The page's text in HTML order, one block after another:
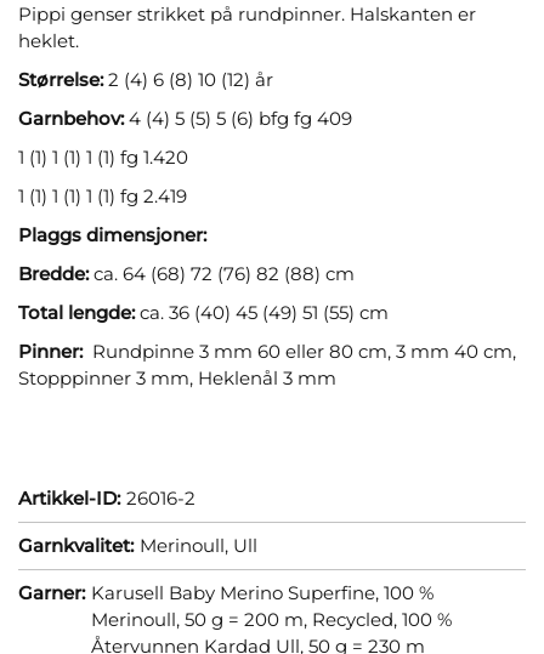
Pippi genser strikket på rundpinner. Halskanten er
heklet.
Størrelse:2 (4) 6 (8) 10 (12) år
Garnbehov:4 (4) 5 (5) 5 (6) bfg fg 409
1 (1) 1 (1) 1 (1) fg 1.420
1 (1) 1 (1) 1 (1) fg 2.419
Plaggs dimensjoner:
Bredde:ca. 64 (68) 72 (76) 82 (88) cm
Total lengde:ca. 36 (40) 45 (49) 51 (55) cm
Pinner:Rundpinne 3 mm 60 eller 80 cm, 3 mm 40 cm,
Stopppinner 3 mm, Heklenål 3 mm
Artikkel-ID: 26016-2
Garnkvalitet: Merinoull, Ull
Garner: Karusell Baby Merino Superfine, 100 %
Merinoull, 50 g = 200 m, Recycled, 100 %
Återvunnen Kardad Ull, 50 g = 230 m